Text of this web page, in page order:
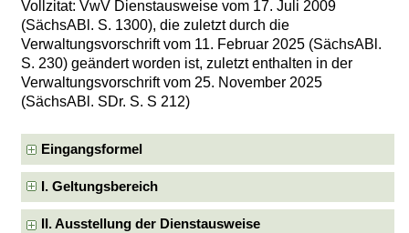
Vollzitat: VwV Dienstausweise vom 17. Juli 2009
(SächsABl. S. 1300), die zuletzt durch die
Verwaltungsvorschrift vom 11. Februar 2025 (SächsABl.
S. 230) geändert worden ist, zuletzt enthalten in der
Verwaltungsvorschrift vom 25. November 2025
(SächsABl. SDr. S. S 212)
Eingangsformel
I. Geltungsbereich
II. Ausstellung der Dienstausweise